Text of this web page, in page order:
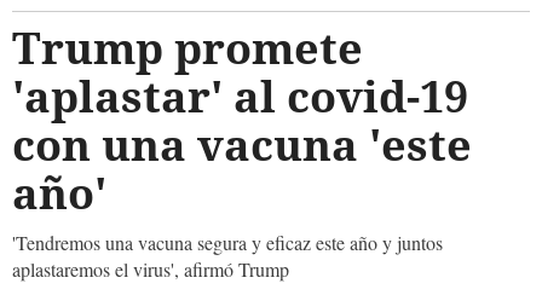
Trump promete
'aplastar' al covid-19
con una vacuna 'este
año'
'Tendremos una vacuna segura y eficaz este año y juntos
aplastaremos el virus', afirmó Trump